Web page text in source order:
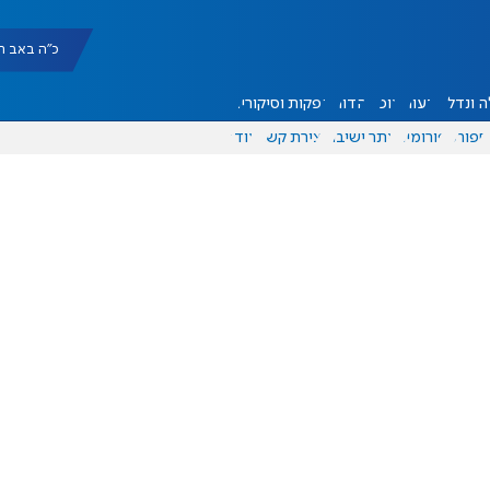
כ"ה באב תשפ"ו
ונדל"ן דעות אוכל יהדות הפקות וסיקורים
ספורט פורומים אתר ישיבה יצירת קשר עוד